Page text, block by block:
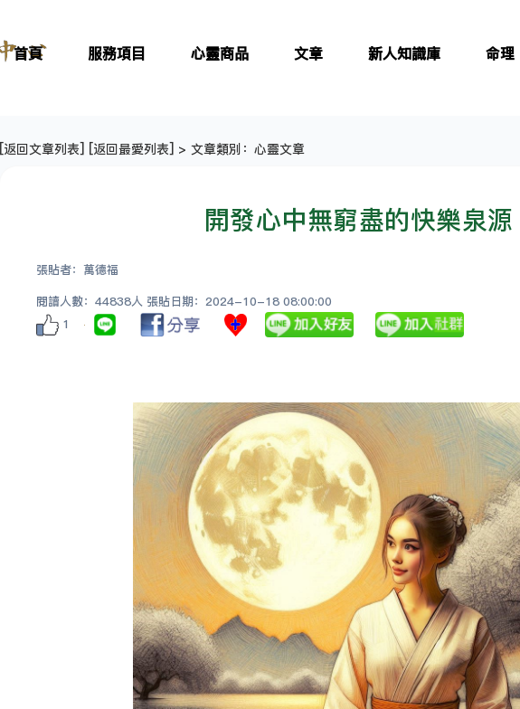
首頁 服務項目 心靈商品 文章 新人知識庫 命理
[返回文章列表] [返回最愛列表] > 文章類別：心靈文章
開發心中無窮盡的快樂泉源
張貼者：萬德福
閱讀人數：44838人 張貼日期：2024-10-18 08:00:00
1